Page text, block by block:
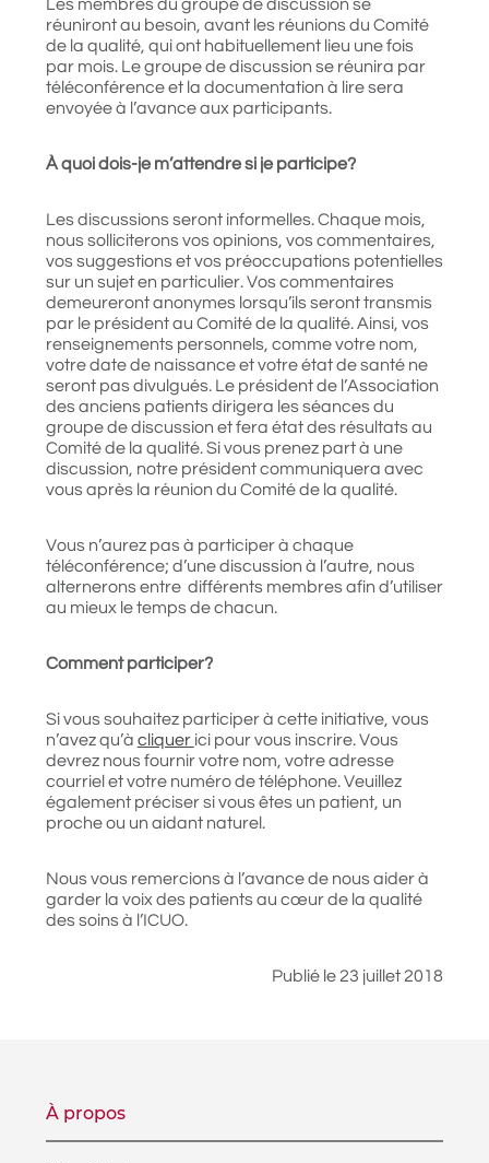
Les membres du groupe de discussion se
réuniront au besoin, avant les réunions du Comité
de la qualité, qui ont habituellement lieu une fois
par mois. Le groupe de discussion se réunira par
téléconférence et la documentation à lire sera
envoyée à l’avance aux participants.
À quoi dois-je m’attendre si je participe?
Les discussions seront informelles. Chaque mois,
nous solliciterons vos opinions, vos commentaires,
vos suggestions et vos préoccupations potentielles
sur un sujet en particulier. Vos commentaires
demeureront anonymes lorsqu’ils seront transmis
par le président au Comité de la qualité. Ainsi, vos
renseignements personnels, comme votre nom,
votre date de naissance et votre état de santé ne
seront pas divulgués. Le président de l’Association
des anciens patients dirigera les séances du
groupe de discussion et fera état des résultats au
Comité de la qualité. Si vous prenez part à une
discussion, notre président communiquera avec
vous après la réunion du Comité de la qualité.
Vous n’aurez pas à participer à chaque
téléconférence; d’une discussion à l’autre, nous
alternerons entre différents membres afin d’utiliser
au mieux le temps de chacun.
Comment participer?
Si vous souhaitez participer à cette initiative, vous
n’avez qu’à cliquer icipour vous inscrire. Vous
devrez nous fournir votre nom, votre adresse
courriel et votre numéro de téléphone. Veuillez
également préciser si vous êtes un patient, un
proche ou un aidant naturel.
Nous vous remercions à l’avance de nous aider à
garder la voix des patients au cœur de la qualité
des soins à l’ICUO.
Publié le 23 juillet 2018
À propos